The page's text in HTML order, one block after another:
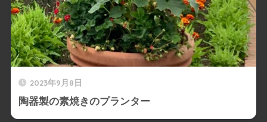
2023年9月8日
陶器製の素焼きのプランター